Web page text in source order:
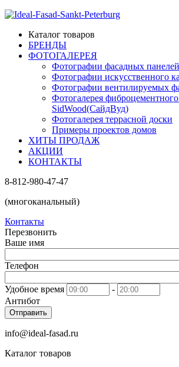
Каталог товаров
БРЕНДЫ
ФОТОГАЛЕРЕЯ
Фотографии фасадных
Фотографии искусственного
Фотографии вентилируемых
Фотогалерея
SidWood(СайдВуд)
Фотогалерея террасной доски
Примеры проектов домов
ХИТЫ ПРОДАЖ
АКЦИИ
КОНТАКТЫ
8-812-980-47-47
(многоканальный)
Контакты
Перезвонить
Ваше имя
Телефон
Удобное время
-
Антибот
Отправить
info@ideal-fasad.ru
Каталог товаров